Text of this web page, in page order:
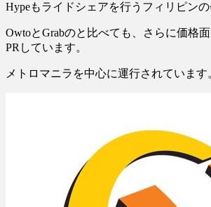
Hypeもライドシェアを行うフィリピンの
OwtoとGrabのと比べても、さらに価格
PRしています。
メトロマニラを中心に運行されています